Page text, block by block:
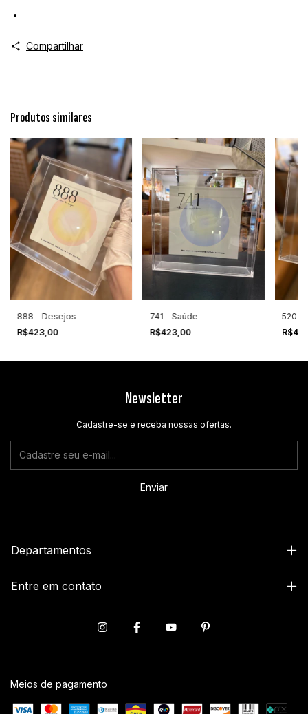
Compartilhar
Produtos similares
888 - Desejos
R$423,00
741 - Saúde
R$423,00
520 -
Newsletter
Cadastre-se e receba nossas ofertas.
Departamentos
Entre em contato
Meios de pagamento